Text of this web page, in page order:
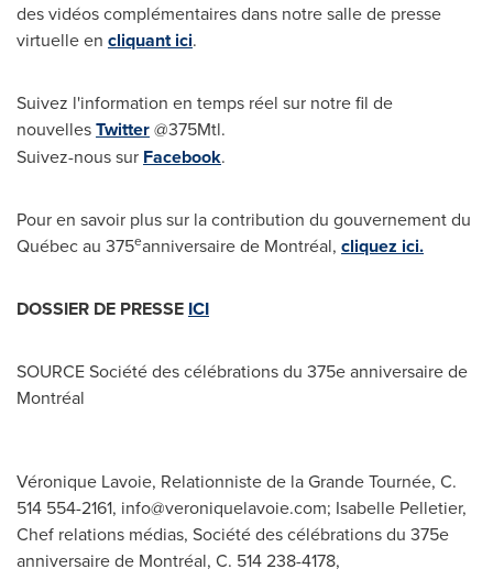
des vidéos complémentaires dans notre salle de presse
virtuelle en cliquant ici.
Suivez l'information en temps réel sur notre fil de
nouvellesTwitter@375Mtl.
Suivez-nous sur Facebook.
Pour en savoir plus sur la contribution du gouvernement du
Québec au 375eanniversaire de Montréal, cliquez ici.
DOSSIER DE PRESSE ICI
SOURCE Société des célébrations du 375e anniversaire de
Montréal
Véronique Lavoie, Relationniste de la Grande Tournée, C.
514 554-2161, info@veroniquelavoie.com; Isabelle Pelletier,
Chef relations médias, Société des célébrations du 375e
anniversaire de Montréal, C. 514 238-4178,